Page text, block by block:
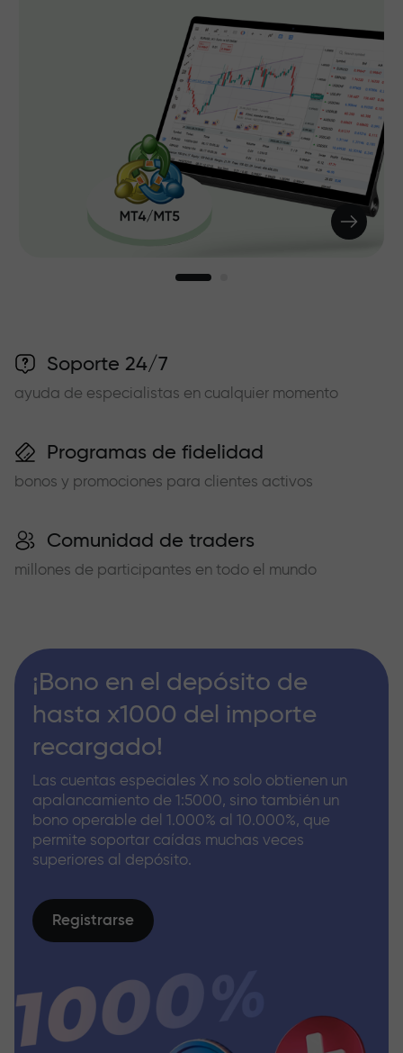
Soporte 24/7
ayuda de especialistas en cualquier momento
Programas de fidelidad
bonos y promociones para clientes activos
Comunidad de traders
millones de participantes en todo el mundo
¡Bono en el depósito de
hasta x1000 del importe
recargado!
Las cuentas especiales X no solo obtienen un
apalancamiento de 1:5000, sino también un
bono operable del 1.000% al 10.000%, que
permite soportar caídas muchas veces
superiores al depósito.
Registrarse